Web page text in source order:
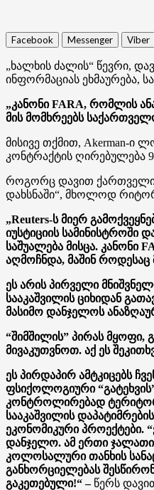
Facebook Messenger Viber
„ხალხის ძალის“ წევრი,
ინფორმაციას ეხმაურება,
„კანონი FARA, რომლის
მის მომხრეებს
მისივე თქმით, Akerman-ი
კონტრაქტის ღირებულება
როგორც დავით
დახსნაში“, მხოლოდ
„Reuters-ს მიერ
იუსტიციის
საშუალება მისცა. კანონი
აღმოჩნდა, მაშინ
ეს არის პირველი
სააკაშვილის ციხიდან
მასიმო დანჯელოს
“შიმშილის” პირას
მივაკუთვნოთ. აქ ეს
ეს პირდაპირ ამტკიცებს
ფსიქოლოგიური
კონტროლირებად
სააკაშვილის
ეკონომიკური პროექტები.
დანჯელო. ამ ერთი
კოლოსალური თანხის
განხორციელებას
გაკეთებული!“ –წერს